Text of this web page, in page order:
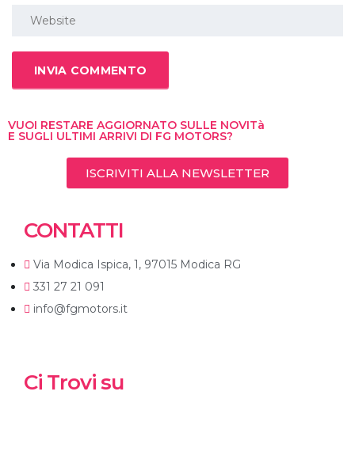
VUOI RESTARE AGGIORNATO SULLE NOVITà
E SUGLI ULTIMI ARRIVI DI FG MOTORS?
ISCRIVITI ALLA NEWSLETTER
CONTATTI
Via Modica Ispica, 1, 97015 Modica RG
331 27 21 091
info@fgmotors.it
Ci Trovi su